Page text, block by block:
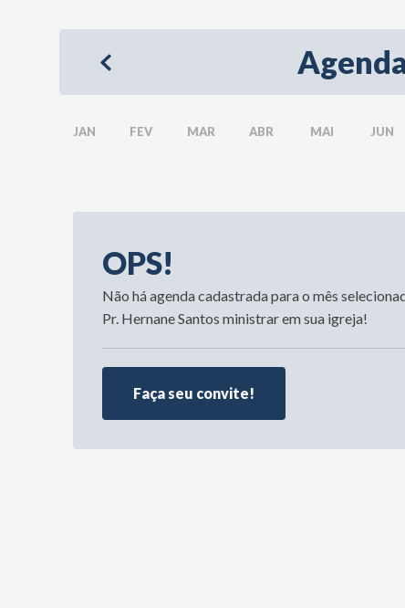
JAN FEV MAR ABR MAI JUN
OPS!
Não há agenda cadastrada para o mês
Pr. Hernane Santos ministrar em sua igreja!
Faça seu convite!